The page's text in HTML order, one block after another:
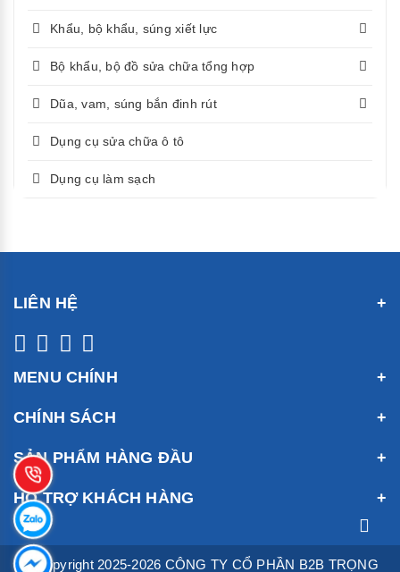
Khẩu, bộ khẩu, súng xiết lực
Bộ khẩu, bộ đồ sửa chữa tổng hợp
Dũa, vam, súng bắn đinh rút
Dụng cụ sửa chữa ô tô
Dụng cụ làm sạch
LIÊN HỆ
MENU CHÍNH
CHÍNH SÁCH
SẢN PHẨM HÀNG ĐẦU
HỖ TRỢ KHÁCH HÀNG
© Copyright 2025-2026 CÔNG TY CỔ PHẦN B2B TRỌNG